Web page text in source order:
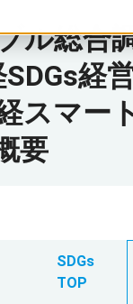
ル総合
経
スマー
要
SDGs
TOP